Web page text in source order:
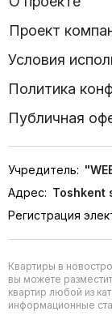
Проект
Условия
Политика
Публичная
Учредитель:
Адрес: Toshkent
Регистрация
Квартиры в
вы можете
квартир любой из
информационные